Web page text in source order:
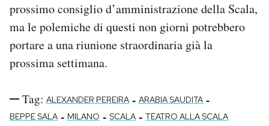
prossimo consiglio d’amministrazione della Scala,
ma le polemiche di questi non giorni potrebbero
portare a una riunione straordinaria già la
prossima settimana.
Tag: ALEXANDER PEREIRA - ARABIA SAUDITA -
BEPPE SALA - MILANO - SCALA - TEATRO ALLA SCALA